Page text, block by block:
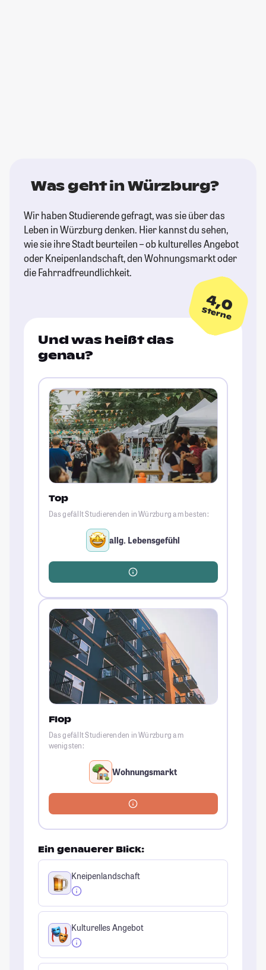
Was geht in Würzburg?
Wir haben Studierende gefragt, was sie über das
Leben in Würzburg denken. Hier kannst du sehen,
wie sie ihre Stadt beurteilen – ob kulturelles Angebot
oder Kneipenlandschaft, den Wohnungsmarkt oder
die Fahrradfreundlichkeit.
4,0
Sterne
Und was heißt das
genau?
Top
Das gefällt Studierenden in Würzburg am besten:
allg. Lebensgefühl
Flop
Das gefällt Studierenden in Würzburg am
wenigsten:
Wohnungsmarkt
Ein genauerer Blick:
Kneipenlandschaft
Kulturelles Angebot